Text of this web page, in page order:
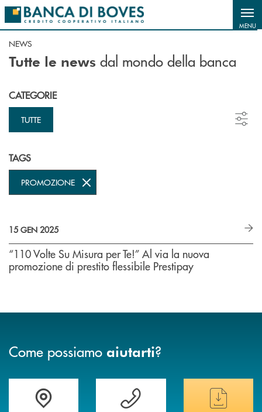
Salta al contenuto principale
MENU
NEWS
Tutte le news dal mondo della banca
CATEGORIE
TUTTE
TAGS
PROMOZIONE
15 GEN 2025
“110 Volte Su Misura per Te!” Al via la nuova
promozione di prestito flessibile Prestipay
Come possiamo aiutarti?
Trova la filiale&nbsp; più vicina a teHai bisogno di assistenza immediata ?
Hai bisogno di